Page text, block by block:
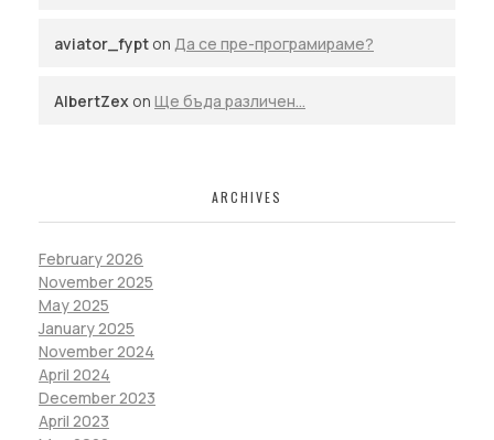
aviator_fypt on Да се пре-програмираме?
AlbertZex on Ще бъда различен…
ARCHIVES
February 2026
November 2025
May 2025
January 2025
November 2024
April 2024
December 2023
April 2023